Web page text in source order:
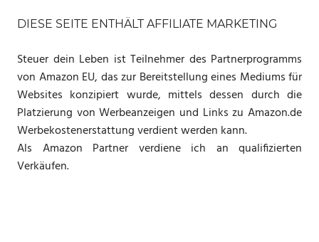
DIESE SEITE ENTHÄLT AFFILIATE MARKETING
Steuer dein Leben ist Teilnehmer des Partnerprogramms
von Amazon EU, das zur Bereitstellung eines Mediums für
Websites konzipiert wurde, mittels dessen durch die
Platzierung von Werbeanzeigen und Links zu Amazon.de
Werbekostenerstattung verdient werden kann.
Als Amazon Partner verdiene ich an qualifizierten
Verkäufen.